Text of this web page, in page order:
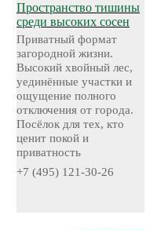
Пространство тишины
среди высоких сосен
Приватный формат
загородной жизни.
Высокий хвойный лес,
уединённые участки и
ощущение полного
отключения от города.
Посёлок для тех, кто
ценит покой и
приватность
+7 (495) 121-30-26